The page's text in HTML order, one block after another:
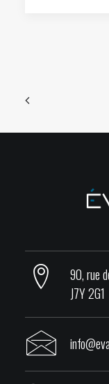
90, rue
J7Y 2G1